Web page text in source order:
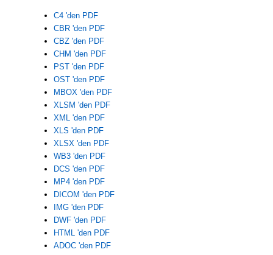
C4 'den PDF
CBR 'den PDF
CBZ 'den PDF
CHM 'den PDF
PST 'den PDF
OST 'den PDF
MBOX 'den PDF
XLSM 'den PDF
XML 'den PDF
XLS 'den PDF
XLSX 'den PDF
WB3 'den PDF
DCS 'den PDF
MP4 'den PDF
DICOM 'den PDF
IMG 'den PDF
DWF 'den PDF
HTML 'den PDF
ADOC 'den PDF